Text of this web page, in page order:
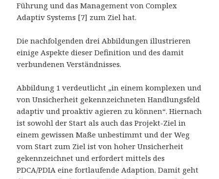
Führung und das Management von Complex
Adaptiv Systems [7] zum Ziel hat.
Die nachfolgenden drei Abbildungen illustrieren
einige Aspekte dieser Definition und des damit
verbundenen Verständnisses.
Abbildung 1 verdeutlicht „in einem komplexen und
von Unsicherheit gekennzeichneten Handlungsfeld
adaptiv und proaktiv agieren zu können“. Hiernach
ist sowohl der Start als auch das Projekt-Ziel in
einem gewissen Maße unbestimmt und der Weg
vom Start zum Ziel ist von hoher Unsicherheit
gekennzeichnet und erfordert mittels des
PDCA/PDIA eine fortlaufende Adaption. Damit geht